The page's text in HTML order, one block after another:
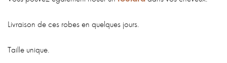
Livraison de ces robes en quelques jours.
Taille unique.